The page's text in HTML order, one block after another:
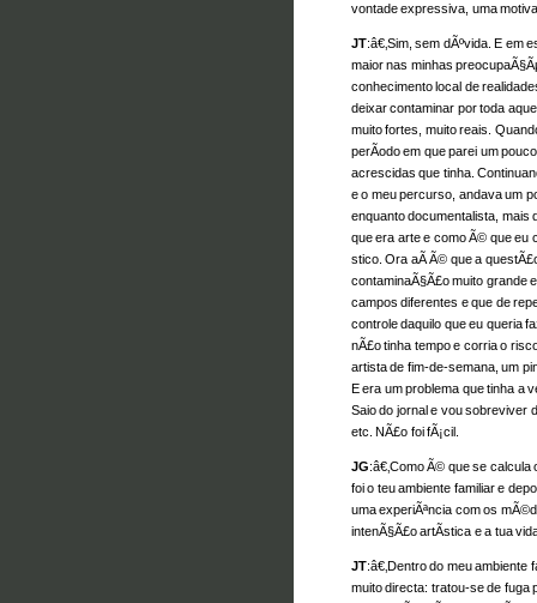
vontade expressiva, uma
JT:â€‚Sim, sem dÃºvida. E em
maior nas minhas
conhecimento local de
deixar contaminar por toda
muito fortes, muito reais.
perÃ­odo em que parei um
acrescidas que tinha.
e o meu percurso, andava um
enquanto documentalista, mais
que era arte e como Ã© que
stico. Ora aÃ­ Ã© que a
contaminaÃ§Ã£o muito grande
campos diferentes e que de
controle daquilo que eu queria
nÃ£o tinha tempo e corria o
artista de fim-de-semana, um
E era um problema que tinha a
Saio do jornal e vou sobreviver
etc. NÃ£o foi fÃ¡cil.
JG:â€‚Como Ã© que se
foi o teu ambiente familiar e
uma experiÃªncia com os
intenÃ§Ã£o artÃ­stica e a tua
JT:â€‚Dentro do meu ambiente
muito directa: tratou-se de fuga